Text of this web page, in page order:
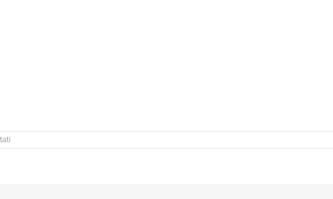
_DSC5357-